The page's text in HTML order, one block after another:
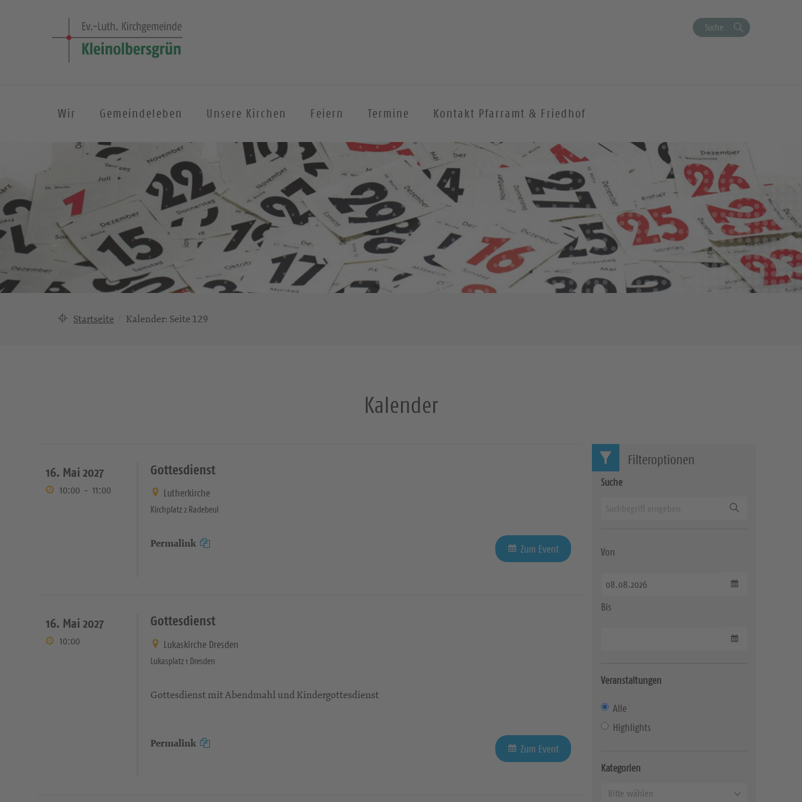
Suche
Wir Gemeindeleben Unsere Kirchen Feiern Termine Kontakt Pfarramt & Friedhof
Startseite Kalender: Seite 129
Kalender
16. Mai 2027
10:00 - 11:00
Gottesdienst
Lutherkirche
Kirchplatz 2 Radebeul
Permalink Zum Event
16. Mai 2027
10:00
Gottesdienst
Lukaskirche Dresden
Lukasplatz 1 Dresden
Gottesdienst mit Abendmahl und Kindergottesdienst
Permalink Zum Event
Filteroptionen
Suche
Von
Bis
Veranstaltungen
Alle
Highlights
Kategorien
Bitte wählen